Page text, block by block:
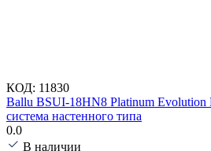
КОД: 11830
Ballu BSUI-18HN8 Platinum Evolution
система настенного типа
0.0
В наличии